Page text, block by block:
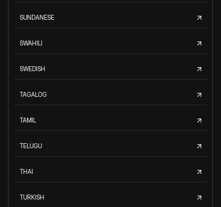
SUNDANESE
SWAHILI
SWEDISH
TAGALOG
TAMIL
TELUGU
THAI
TURKISH